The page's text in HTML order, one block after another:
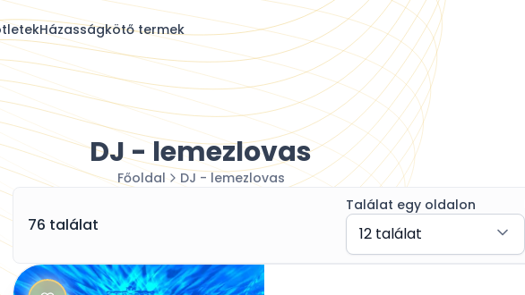
Házasságkötő termek
DJ - lemezlovas
Főoldal DJ - lemezlovas
76 találat
Találat egy oldalon
12 találat